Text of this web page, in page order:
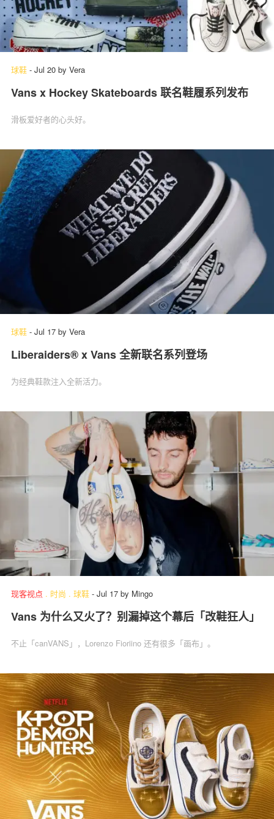
球鞋 - Jul 20 by Vera
Vans x Hockey Skateboards 联名鞋履系列发布
滑板爱好者的心头好。
球鞋 - Jul 17 by Vera
Liberaiders® x Vans 全新联名系列登场
为经典鞋款注入全新活力。
现客视点 . 时尚 . 球鞋 - Jul 17 by Mingo
Vans 为什么又火了？别漏掉这个幕后「改鞋狂人」
不止「canVANS」，Lorenzo Fioriino 还有很多「画布」。